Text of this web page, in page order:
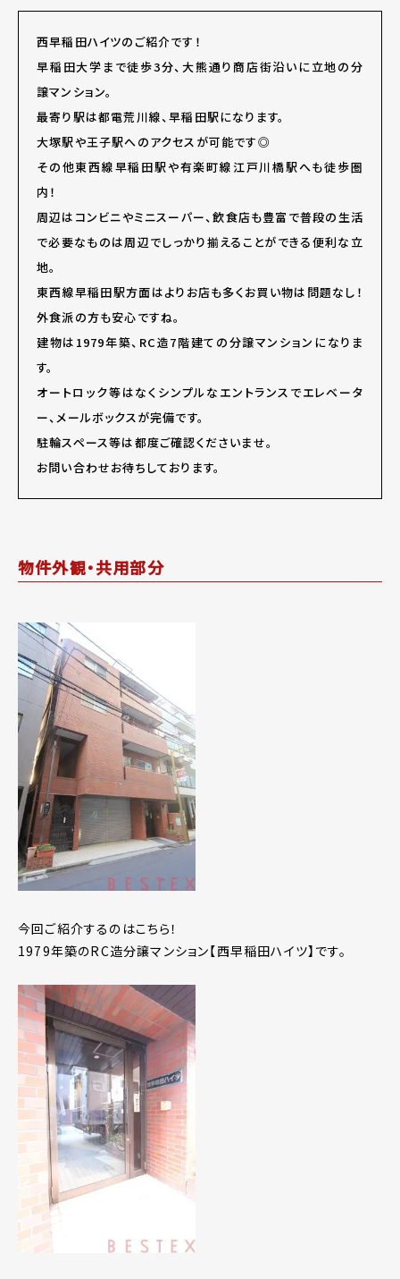
西早稲田ハイツのご紹介です！
早稲田大学まで徒歩3分、大熊通り商店街沿いに立地の分
譲マンション。
最寄り駅は都電荒川線、早稲田駅になります。
大塚駅や王子駅へのアクセスが可能です◎
その他東西線早稲田駅や有楽町線江戸川橋駅へも徒歩圏
内！
周辺はコンビニやミニスーパー、飲食店も豊富で普段の生活
で必要なものは周辺でしっかり揃えることができる便利な立
地。
東西線早稲田駅方面はよりお店も多くお買い物は問題なし！
外食派の方も安心ですね。
建物は1979年築、RC造7階建ての分譲マンションになりま
す。
オートロック等はなくシンプルなエントランスでエレベータ
ー、メールボックスが完備です。
駐輪スペース等は都度ご確認くださいませ。
お問い合わせお待ちしております。
物件外観・共用部分
今回ご紹介するのはこちら！
1979年築のRC造分譲マンション【西早稲田ハイツ】です。